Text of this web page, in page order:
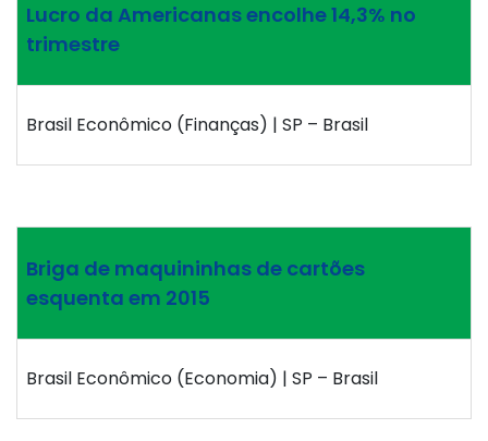
Lucro da Americanas encolhe 14,3% no
trimestre
Brasil Econômico (Finanças) | SP – Brasil
Briga de maquininhas de cartões
esquenta em 2015
Brasil Econômico (Economia) | SP – Brasil